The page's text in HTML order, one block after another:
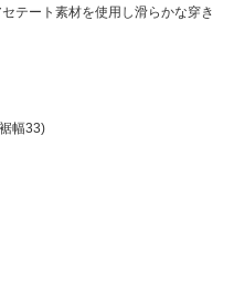
テート素材を使用し滑らかな穿き
幅33)